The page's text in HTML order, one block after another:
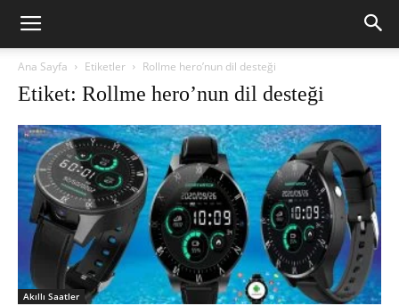
Ana Sayfa Etiketler Rollme hero’nun dil desteği
Etiket: Rollme hero’nun dil desteği
Akıllı Saatler